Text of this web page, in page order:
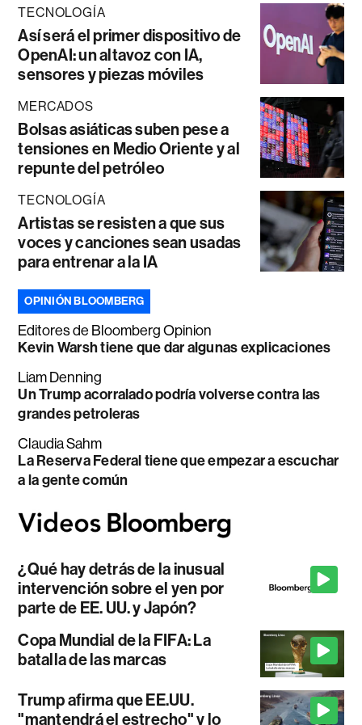
TECNOLOGÍA
Así será el primer dispositivo de
OpenAI: un altavoz con IA,
sensores y piezas móviles
MERCADOS
Bolsas asiáticas suben pese a
tensiones en Medio Oriente y al
repunte del petróleo
TECNOLOGÍA
Artistas se resisten a que sus
voces y canciones sean usadas
para entrenar a la IA
OPINIÓN BLOOMBERG
Editores de Bloomberg Opinion
Kevin Warsh tiene que dar algunas explicaciones
Liam Denning
Un Trump acorralado podría volverse contra las
grandes petroleras
Claudia Sahm
La Reserva Federal tiene que empezar a escuchar
a la gente común
¿Qué hay detrás de la inusual
intervención sobre el yen por
parte de EE. UU. y Japón?
Copa Mundial de la FIFA: La
batalla de las marcas
Trump afirma que EE.UU.
"mantendrá el estrecho" y lo